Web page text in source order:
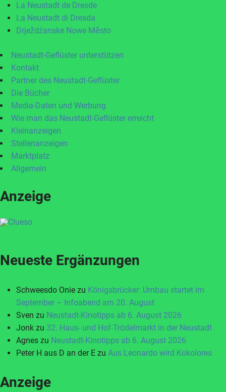
La Neustadt de Dresde
La Neustadt di Dresda
Drježdźanske Nowe Město
Neustadt-Geflüster unterstützen
Kontakt
Partner des Neustadt-Geflüster
Die Bücher
Media-Daten und Werbung
Wie man das Neustadt-Geflüster erreicht
Kleinanzeigen
Stellenanzeigen
Marktplatz
Allgemein
Anzeige
Neueste Ergänzungen
Schweesdo Onie zu Königsbrücker: Umbau startet im
September – Infoabend am 20. August
Sven zu Neustadt-Kinotipps ab 6. August 2026
Jonk zu 32. Haus- und Hof-Trödelmarkt in der Neustadt
Agnes zu Neustadt-Kinotipps ab 6. August 2026
Peter H aus D an der E zu Aus Leonardo wird Kokolores
Anzeige